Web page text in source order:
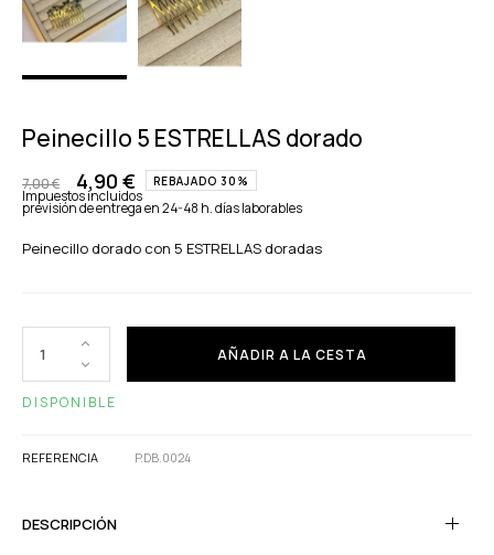
Peinecillo 5 ESTRELLAS dorado
7,00 € 4,90 € REBAJADO 30%
Impuestos incluidos
previsión de entrega en 24-48 h. días laborables
Peinecillo dorado con 5 ESTRELLAS doradas
AÑADIR A LA CESTA
DISPONIBLE
REFERENCIA P.DB.0024
DESCRIPCIÓN